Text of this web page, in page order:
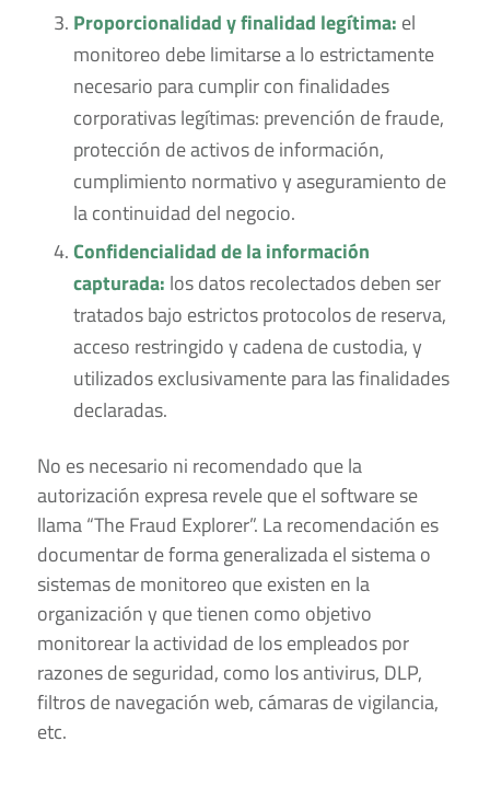
Proporcionalidad y finalidad legítima: el
monitoreo debe limitarse a lo estrictamente
necesario para cumplir con finalidades
corporativas legítimas: prevención de fraude,
protección de activos de información,
cumplimiento normativo y aseguramiento de
la continuidad del negocio.
Confidencialidad de la información
capturada: los datos recolectados deben ser
tratados bajo estrictos protocolos de reserva,
acceso restringido y cadena de custodia, y
utilizados exclusivamente para las finalidades
declaradas.
No es necesario ni recomendado que la
autorización expresa revele que el software se
llama “The Fraud Explorer”. La recomendación es
documentar de forma generalizada el sistema o
sistemas de monitoreo que existen en la
organización y que tienen como objetivo
monitorear la actividad de los empleados por
razones de seguridad, como los antivirus, DLP,
filtros de navegación web, cámaras de vigilancia,
etc.